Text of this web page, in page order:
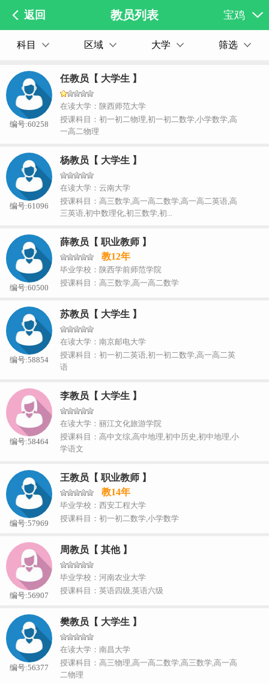
返回 教员列表 宝鸡
科目 区域 大学 筛选
编号:60258
任教员【 大学生 】
在读大学：陕西师范大学
授课科目：初一初二物理,初一初二数学,小学数学,高
一高二物理
编号:61096
杨教员【 大学生 】
在读大学：云南大学
授课科目：高三数学,高一高二数学,高一高二英语,高
三英语,初中数理化,初三数学,初...
编号:60500
薛教员【 职业教师 】
教12年
毕业学校：陕西学前师范学院
授课科目：高三数学,高一高二数学
编号:58854
苏教员【 大学生 】
在读大学：南京邮电大学
授课科目：初一初二英语,初一初二数学,高一高二英
语
编号:58464
李教员【 大学生 】
在读大学：丽江文化旅游学院
授课科目：高中文综,高中地理,初中历史,初中地理,小
学语文
编号:57969
王教员【 职业教师 】
教14年
毕业学校：西安工程大学
授课科目：初一初二数学,小学数学
编号:56907
周教员【 其他 】
毕业学校：河南农业大学
授课科目：英语四级,英语六级
编号:56377
樊教员【 大学生 】
在读大学：南昌大学
授课科目：高三物理,高一高二数学,高三数学,高一高
二物理